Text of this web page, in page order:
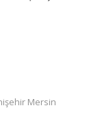
Mersin